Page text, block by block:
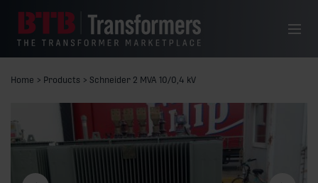
Meny
Home > Products > Schneider 2 MVA 10/0,4 kV